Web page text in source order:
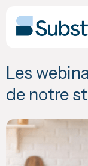
content
Les
de notre